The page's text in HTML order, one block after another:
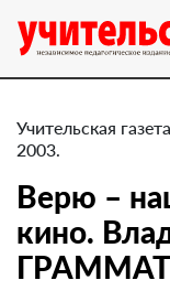
Учительская
2003.
Верю –
кино.